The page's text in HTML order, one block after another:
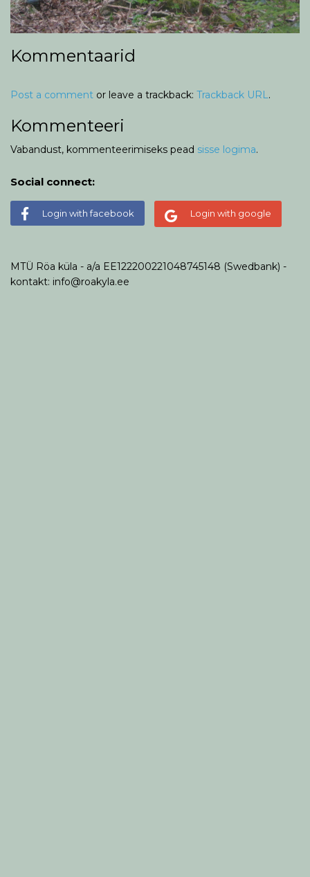
Kommentaarid
Post a comment or leave a trackback: Trackback URL.
Kommenteeri
Vabandust, kommenteerimiseks pead sisse logima.
Social connect:
Login with facebook Login with google
MTÜ Röa küla - a/a EE122200221048745148 (Swedbank) -
kontakt: info@roakyla.ee